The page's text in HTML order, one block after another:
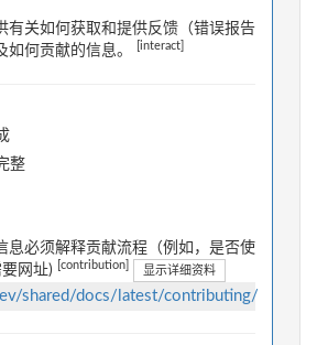
有关如何获取和提供反馈（错误报告
如何贡献的信息。
[interact]
整
息必须解释贡献流程（例如，是否使
网址)
[contribution] 显示详细资料
shared/docs/latest/contributing/